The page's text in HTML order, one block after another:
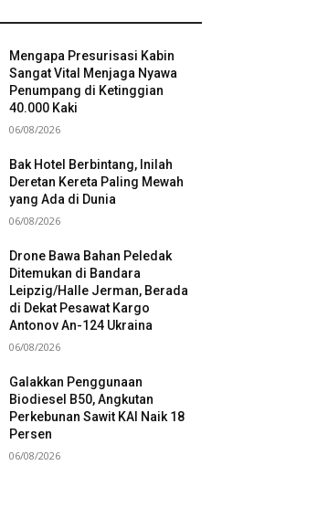
Mengapa Presurisasi Kabin
Sangat Vital Menjaga Nyawa
Penumpang di Ketinggian
40.000 Kaki
06/08/2026
Bak Hotel Berbintang, Inilah
Deretan Kereta Paling Mewah
yang Ada di Dunia
06/08/2026
Drone Bawa Bahan Peledak
Ditemukan di Bandara
Leipzig/Halle Jerman, Berada
di Dekat Pesawat Kargo
Antonov An-124 Ukraina
06/08/2026
Galakkan Penggunaan
Biodiesel B50, Angkutan
Perkebunan Sawit KAI Naik 18
Persen
06/08/2026